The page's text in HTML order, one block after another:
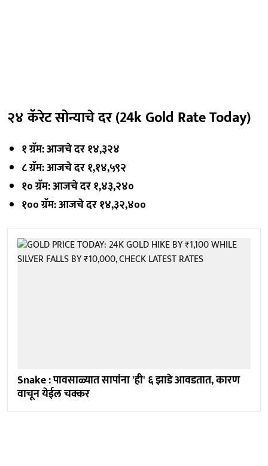
२४ कॅरेट सोन्याचे दर (24k Gold Rate Today)
१ ग्रॅम: आजचे दर १४,३२४
८ ग्रॅम: आजचे दर १,१४,५९२
१० ग्रॅम: आजचे दर १,४३,२४०
१०० ग्रॅम: आजचे दर १४,३२,४००
Snake : पावसाळ्यात सापांना 'ही' ६ झाडे आवडतात, कारण
वाचून येईल चक्कर